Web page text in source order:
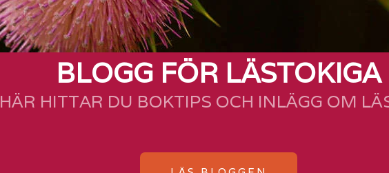
BLOGG FÖR LÄSTOKIGA
HÄR HITTAR DU BOKTIPS OCH INLÄGG OM